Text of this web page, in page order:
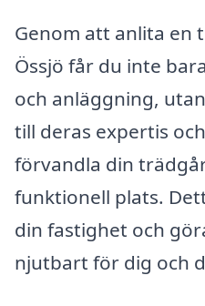
Genom att anlita en
Össjö får du inte
och anläggning,
till deras expertis
förvandla din
funktionell plats.
din fastighet och
njutbart för dig och